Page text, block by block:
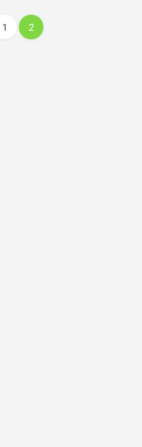
1 2